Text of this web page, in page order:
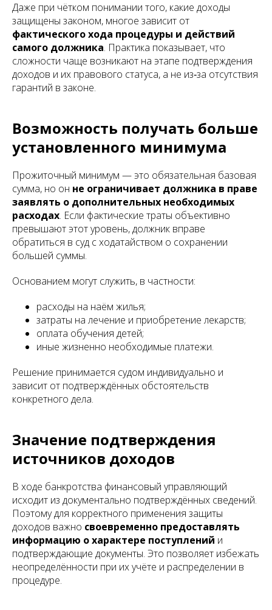
Даже при чётком понимании того, какие доходы
защищены законом, многое зависит от
фактического хода процедуры и действий
самого должника. Практика показывает, что
сложности чаще возникают на этапе подтверждения
доходов и их правового статуса, а не из‑за отсутствия
гарантий в законе.
Возможность получать больше
установленного минимума
Прожиточный минимум — это обязательная базовая
сумма, но он не ограничивает должника в праве
заявлять о дополнительных необходимых
расходах. Если фактические траты объективно
превышают этот уровень, должник вправе
обратиться в суд с ходатайством о сохранении
большей суммы.
Основанием могут служить, в частности:
расходы на наём жилья;
затраты на лечение и приобретение лекарств;
оплата обучения детей;
иные жизненно необходимые платежи.
Решение принимается судом индивидуально и
зависит от подтверждённых обстоятельств
конкретного дела.
Значение подтверждения
источников доходов
В ходе банкротства финансовый управляющий
исходит из документально подтверждённых сведений.
Поэтому для корректного применения защиты
доходов важно своевременно предоставлять
информацию о характере поступлений и
подтверждающие документы. Это позволяет избежать
неопределённости при их учёте и распределении в
процедуре.